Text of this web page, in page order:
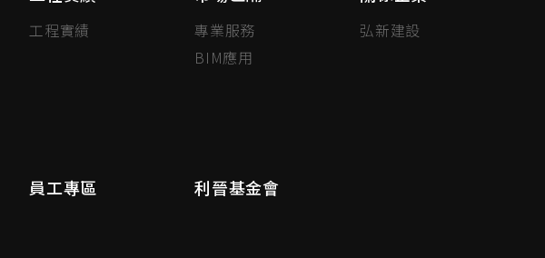
工程實績
專業服務
BIM應用
弘新建設
員工專區 利晉基金會